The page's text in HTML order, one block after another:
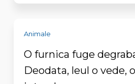
Animale
O furnica fuge
Deodata, leul o vede,